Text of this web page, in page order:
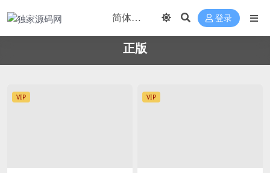
登录
正版
VIP VIP